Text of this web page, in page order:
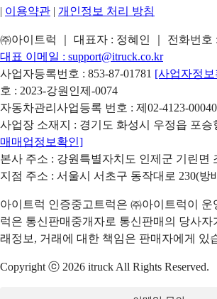
| 이용약관 | 개인정보 처리 방침
㈜아이트럭 ｜ 대표자 : 정혜인 ｜ 전화번호 :
대표 이메일 : support@itruck.co.kr
사업자등록번호 : 853-87-01781 [사업자정
호 : 2023-강원인제-0074
자동차관리사업등록 번호 : 제02-4123-
사업장 소재지 : 경기도 화성시 우정읍 포승
매매업정보확인]
본사 주소 : 강원특별자치도 인제군 기린면
지점 주소 : 서울시 서초구 동작대로 230(방
아이트럭 인증중고트럭은 ㈜아이트럭이 운
럭은 통신판매중개자로 통신판매의 당사자
래정보, 거래에 대한 책임은 판매자에게 있
Copyright ⓒ 2026 itruck All Rights Reserved.